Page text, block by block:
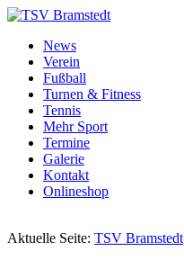
News
Verein
Fußball
Turnen & Fitness
Tennis
Mehr Sport
Termine
Galerie
Kontakt
Onlineshop
Aktuelle Seite: TSV Bramstedt